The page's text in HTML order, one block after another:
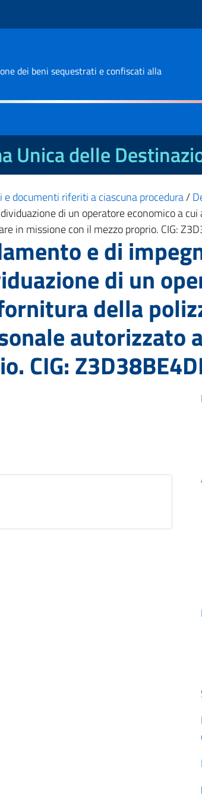
dei beni sequestrati e confiscati alla
Unica delle
e documenti riferiti a ciascuna procedura/
di un operatore economico a
in missione con il mezzo proprio. CIG:
e di
di un
della
autorizzato
CIG: